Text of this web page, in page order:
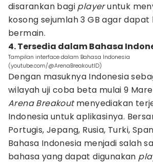
disarankan bagi playeruntuk
kosong sejumlah 3 GB agar dapat
bermain.
4. Tersedia dalam Bahasa
Tampilan interface dalam Bahasa Indonesia
(youtube.com/@ArenaBreakoutID)
Dengan masuknya Indonesia
wilayah uji coba beta mulai 9
Arena Breakoutmenyediakan
Indonesia untuk aplikasinya.
Portugis, Jepang, Rusia, Turki,
Bahasa Indonesia menjadi salah
bahasa yang dapat digunakan